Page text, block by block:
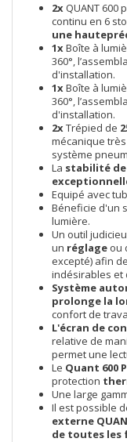
2x QUANT 600
continu en 6
une
1xBoîte à
360°,
d'installation.
1xBoîte à
360°,
d'installation.
2xTrépied de
mécanique
système
La stabilité
Equipé avec
Béneficie d'un
lumière.
Un outil
un réglage ou
excepté) afin
indésirables et
Système
prolonge la
confort de
L'écran de
relative de
permet une
Le Quant 600
protection
Une large
Il est possible
externe
de toutes les